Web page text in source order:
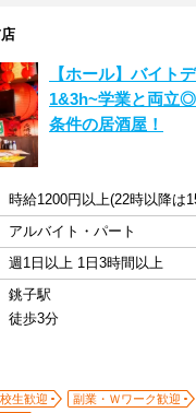
【ホール】バイト
1&3h~学業と両立
条件の居酒屋！
アルバイト・パート
週1日以上 1日3時間以上
銚子駅
徒歩3分
生歓迎 副業・Ｗワーク歓迎